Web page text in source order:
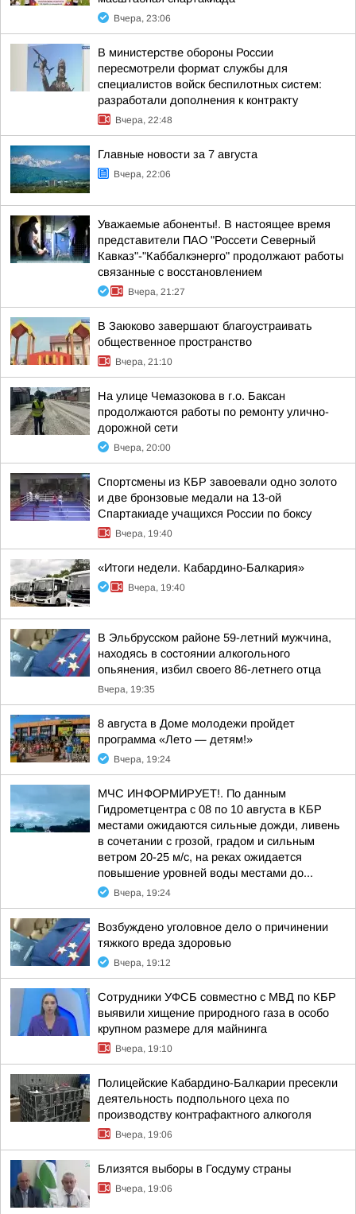
Вчера, 23:06
В министерстве обороны России
пересмотрели формат службы для
специалистов войск беспилотных систем:
разработали дополнения к контракту
Вчера, 22:48
Главные новости за 7 августа
Вчера, 22:06
Уважаемые абоненты!. В настоящее время
представители ПАО "Россети Северный
Кавказ"-"Каббалкэнерго" продолжают работы
связанные с восстановлением
Вчера, 21:27
В Заюково завершают благоустраивать
общественное пространство
Вчера, 21:10
На улице Чемазокова в г.о. Баксан
продолжаются работы по ремонту улично-
дорожной сети
Вчера, 20:00
Спортсмены из КБР завоевали одно золото
и две бронзовые медали на 13-ой
Спартакиаде учащихся России по боксу
Вчера, 19:40
«Итоги недели. Кабардино-Балкария»
Вчера, 19:40
В Эльбрусском районе 59-летний мужчина,
находясь в состоянии алкогольного
опьянения, избил своего 86-летнего отца
Вчера, 19:35
8 августа в Доме молодежи пройдет
программа «Лето — детям!»
Вчера, 19:24
МЧС ИНФОРМИРУЕТ!. По данным
Гидрометцентра с 08 по 10 августа в КБР
местами ожидаются сильные дожди, ливень
в сочетании с грозой, градом и сильным
ветром 20-25 м/с, на реках ожидается
повышение уровней воды местами до...
Вчера, 19:24
Возбуждено уголовное дело о причинении
тяжкого вреда здоровью
Вчера, 19:12
Сотрудники УФСБ совместно с МВД по КБР
выявили хищение природного газа в особо
крупном размере для майнинга
Вчера, 19:10
Полицейские Кабардино-Балкарии пресекли
деятельность подпольного цеха по
производству контрафактного алкоголя
Вчера, 19:06
Близятся выборы в Госдуму страны
Вчера, 19:06